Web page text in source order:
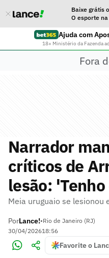
Baixe grátis
O esporte
Ajuda com
18+ Ministério da Fazenda
Fora
Narrador
críticos de
lesão:
Meia uruguaio se lesionou
PorLance!•Rio de Janeiro (RJ)
30/04/202618:56
Favorite o